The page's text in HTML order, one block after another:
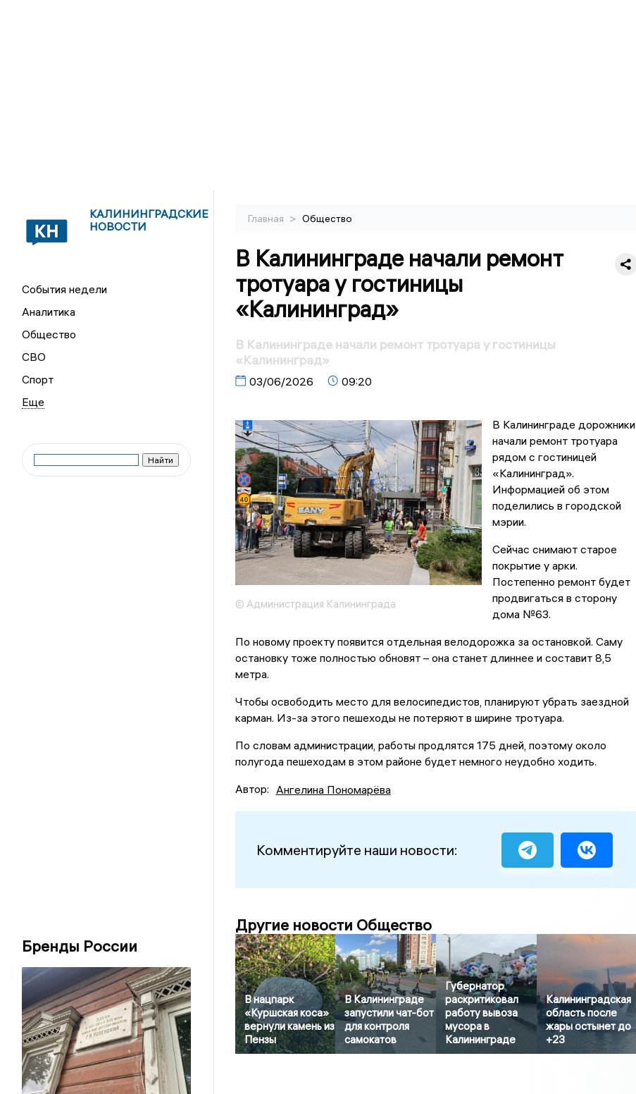
КАЛИНИНГРАДСКИЕ
НОВОСТИ
События недели
Аналитика
Общество
СВО
Спорт
Бренды России
Главная > Общество
В Калининграде начали ремонт
тротуара у гостиницы
«Калининград»
В Калининграде начали ремонт тротуара у гостиницы
«Калининград»
03/06/2026 09:20
© Администрация Калининграда
В Калининграде дорожники
начали ремонт тротуара
рядом с гостиницей
«Калининград».
Информацией об этом
поделились в городской
мэрии.
Сейчас снимают старое
покрытие у арки.
Постепенно ремонт будет
продвигаться в сторону
дома №63.
По новому проекту появится отдельная велодорожка за остановкой. Саму
остановку тоже полностью обновят – она станет длиннее и составит 8,5
метра.
Чтобы освободить место для велосипедистов, планируют убрать заездной
карман. Из-за этого пешеходы не потеряют в ширине тротуара.
По словам администрации, работы продлятся 175 дней, поэтому около
полугода пешеходам в этом районе будет немного неудобно ходить.
Автор: Ангелина Пономарёва
Комментируйте наши новости:
Другие новости Общество
В нацпарк
«Куршская коса»
вернули камень из
Пензы
В Калининграде
запустили чат-бот
для контроля
самокатов
Губернатор
раскритиковал
работу вывоза
мусора в
Калининграде
Калининградская
область после
жары остынет до
+23